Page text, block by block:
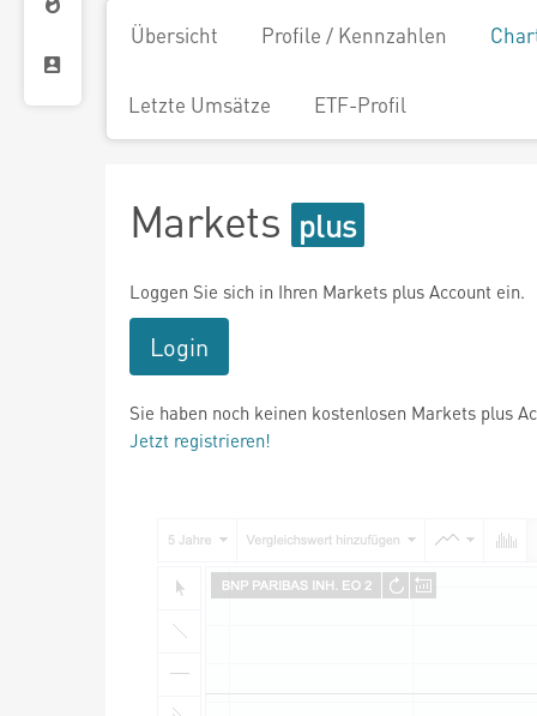
Übersicht Profile / Kennzahlen
Letzte Umsätze ETF-Profil
Markets
Loggen Sie sich in Ihren Markets plus Account ein.
Login
Sie haben noch keinen kostenlosen Markets plus
Jetzt registrieren!